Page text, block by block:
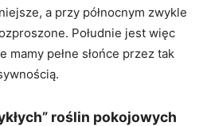
a przy północnym zwykle
Południe jest więc
mamy pełne słońce przez tak
roślin pokojowych